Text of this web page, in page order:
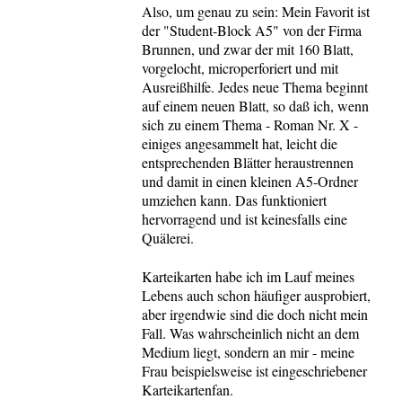
Also, um genau zu sein: Mein Favorit ist
der "Student-Block A5" von der Firma
Brunnen, und zwar der mit 160 Blatt,
vorgelocht, microperforiert und mit
Ausreißhilfe. Jedes neue Thema beginnt
auf einem neuen Blatt, so daß ich, wenn
sich zu einem Thema - Roman Nr. X -
einiges angesammelt hat, leicht die
entsprechenden Blätter heraustrennen
und damit in einen kleinen A5-Ordner
umziehen kann. Das funktioniert
hervorragend und ist keinesfalls eine
Quälerei.
Karteikarten habe ich im Lauf meines
Lebens auch schon häufiger ausprobiert,
aber irgendwie sind die doch nicht mein
Fall. Was wahrscheinlich nicht an dem
Medium liegt, sondern an mir - meine
Frau beispielsweise ist eingeschriebener
Karteikartenfan.